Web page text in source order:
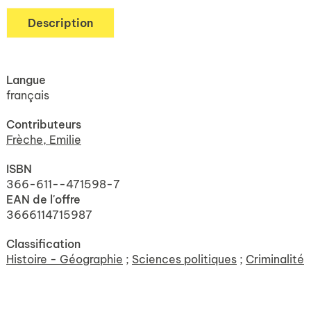
Description
Langue
français
Contributeurs
Frèche, Emilie
ISBN
366-611--471598-7
EAN de l'offre
3666114715987
Classification
Histoire - Géographie ; Sciences politiques ; Criminalité